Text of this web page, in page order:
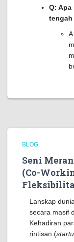
Q: Apa
BLOG
Seni
(Co-
Lanskap
secara masif
Kehadiran
rintisan (